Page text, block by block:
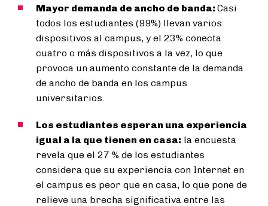
Mayor demanda de ancho de banda: Casi
todos los estudiantes (99%) llevan varios
dispositivos al campus, y el 23% conecta
cuatro o más dispositivos a la vez, lo que
provoca un aumento constante de la demanda
de ancho de banda en los campus
universitarios.
Los estudiantes esperan una experiencia
igual a la que tienen en casa: la encuesta
revela que el 27 % de los estudiantes
considera que su experiencia con Internet en
el campus es peor que en casa, lo que pone de
relieve una brecha significativa entre las